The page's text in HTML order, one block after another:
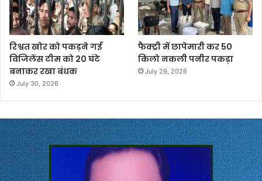
रिश्वत खोर को पकड़ने गई
विजिलेंस टीम को 20 घंटे
बनाकर रखा बंधक
July 30, 2026
फैक्ट्री में छापेमारी कर 50
किलो नकली पनीर पकड़ा
July 29, 2026